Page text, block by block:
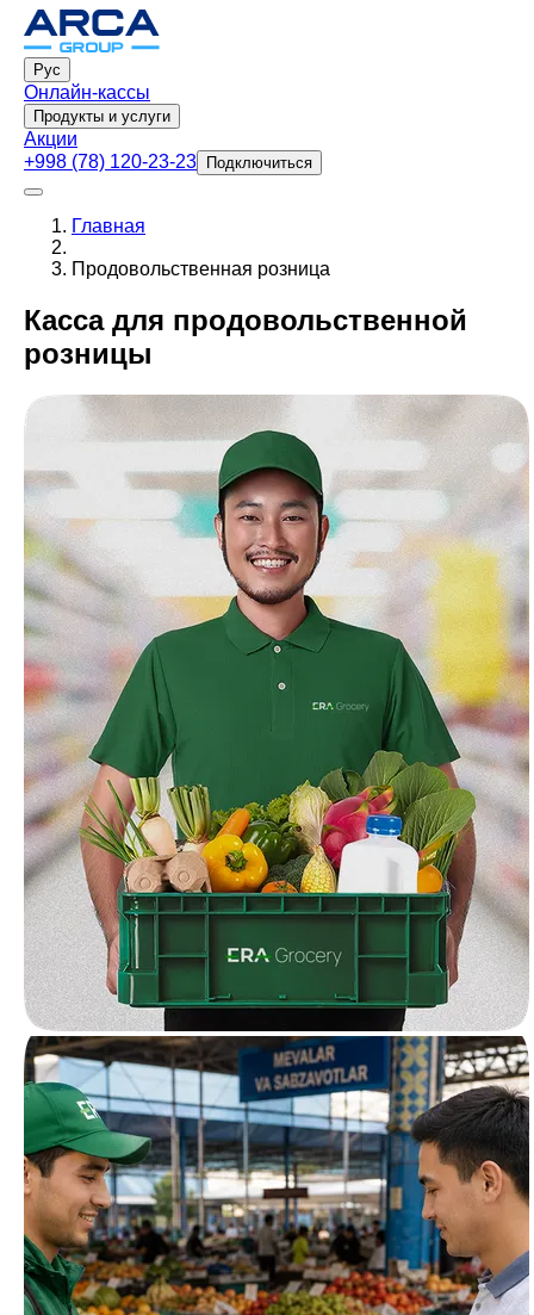
Рус
Онлайн-кассы
Продукты и услуги
Акции
+998 (78) 120-23-23
Подключиться
Главная
Продовольственная розница
Касса для продовольственной
розницы